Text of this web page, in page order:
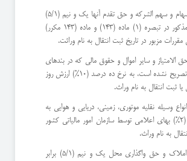
۲- نسبت به سهام و سهم الشرکه و حق تقدم آنها یک و نیم (5/1)
برابر نرخهای مذکور در تبصره (1) ماده (143) و ماده (143 مکرر)
مزبور در تاریخ ثبت انتقال به نام وراثت.
الامتیاز و سایر اموال و حقوق مالی که در بندهای
مذکور به آنها تصریح نشده است، به نرخ ده درصد (10%) ارزش روز
یا ثبت انتقال به نام وراث.
وسیله نقلیه موتوری، زمینی، دریایی و هوایی به
نرخ دو درصد (2%) بهای اعلامی توسط سازمان امور مالیاتی کشور
به نام وراث.
۵- نسبت به املاک و حق واگذاری محل یک و نیم (5/1) برابر